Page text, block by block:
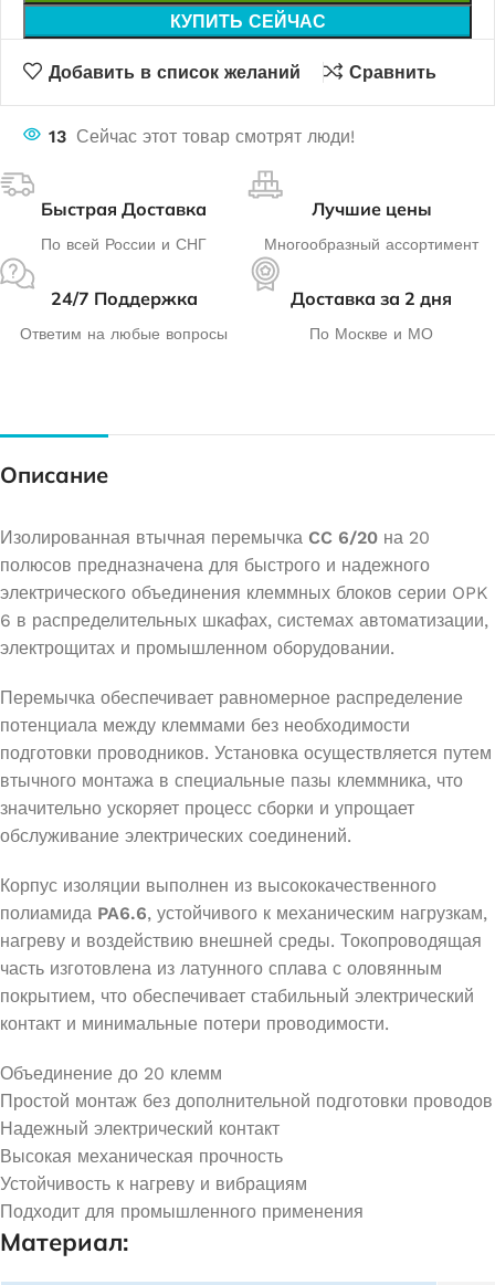
КУПИТЬ СЕЙЧАС
Добавить в список желаний Сравнить
13 Сейчас этот товар смотрят люди!
Быстрая Доставка
По всей России и СНГ
Лучшие цены
Многообразный ассортимент
24/7 Поддержка
Ответим на любые вопросы
Доставка за 2 дня
По Москве и МО
Описание
Изолированная втычная перемычка CC 6/20 на 20
полюсов предназначена для быстрого и надежного
электрического объединения клеммных блоков серии OPK
6 в распределительных шкафах, системах автоматизации,
электрощитах и промышленном оборудовании.
Перемычка обеспечивает равномерное распределение
потенциала между клеммами без необходимости
подготовки проводников. Установка осуществляется путем
втычного монтажа в специальные пазы клеммника, что
значительно ускоряет процесс сборки и упрощает
обслуживание электрических соединений.
Корпус изоляции выполнен из высококачественного
полиамида PA6.6, устойчивого к механическим нагрузкам,
нагреву и воздействию внешней среды. Токопроводящая
часть изготовлена из латунного сплава с оловянным
покрытием, что обеспечивает стабильный электрический
контакт и минимальные потери проводимости.
Объединение до 20 клемм
Простой монтаж без дополнительной подготовки проводов
Надежный электрический контакт
Высокая механическая прочность
Устойчивость к нагреву и вибрациям
Подходит для промышленного применения
Материал: